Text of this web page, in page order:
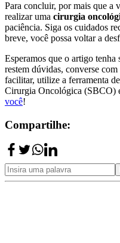
Para concluir, por mais que a
realizar uma cirurgia
paciência. Siga os cuidados
breve, você possa voltar a
Esperamos que o artigo tenha
restem dúvidas, converse
facilitar, utilize a ferramenta
Cirurgia Oncológica (SBCO)
você!
Compartilhe: